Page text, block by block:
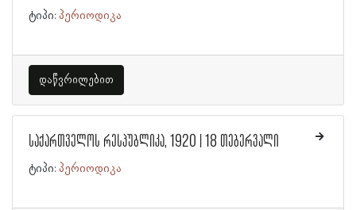
ტიპი: პერიოდიკა
დაწვრილებით
საქართველოს რესპუბლიკა, 1920 | 18 თებერვალი
ტიპი: პერიოდიკა